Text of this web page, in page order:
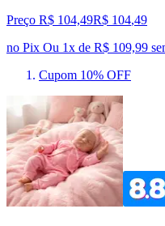
Preço R$ 104,49R$ 104,49
no Pix Ou 1x de R$ 109,99
Cupom 10% OFF